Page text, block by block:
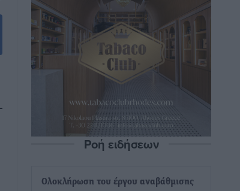
Ροή ειδήσεων
Ολοκλήρωση του έργου αναβάθμισης